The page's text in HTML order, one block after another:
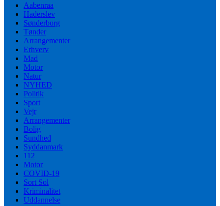
Aabenraa
Haderslev
Sønderborg
Tønder
Arrangementer
Erhverv
Mad
Motor
Natur
NYHED
Politik
Sport
Vejr
Arrangementer
Bolig
Sundhed
Syddanmark
112
Motor
COVID-19
Sort Sol
Kriminalitet
Uddannelse